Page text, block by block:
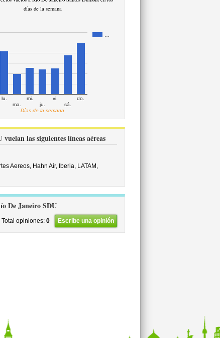
días de la semana
lu.
ma.
mi.
ju.
vi.
sá.
do.
Días de la semana
las siguientes líneas aéreas
Aereos, Hahn Air, Iberia, LATAM,
De Janeiro SDU
Total opiniones: 0 Escribe una opinión